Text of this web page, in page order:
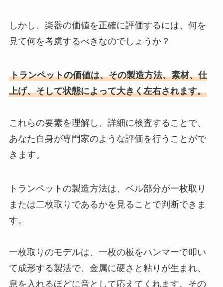
しかし、楽器の価値を正確に評価するには、何を
見て何を考慮するべきなのでしょうか？
トランペットの価値は、その製造方法、素材、仕
上げ、そして状態によって大きく左右されます。
これらの要素を理解し、詳細に検査することで、
あなた自身が専門家のような評価を行うことがで
きます。
トランペットの製造方法は、ベル部分が一枚取り
または二枚取りであるかを見ることで判断できま
す。
一枚取りのモデルは、一枚の板をハンマーで叩い
て成形する製法で、金属に硬さと粘りが生まれ、
息を入れるほどに音として応えてくれます。その